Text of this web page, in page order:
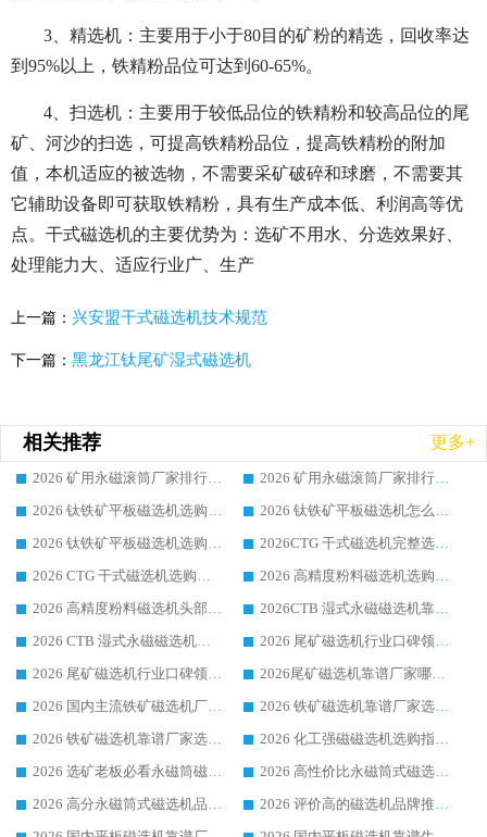
3、精选机：主要用于小于80目的矿粉的精选，回收率达
到95%以上，铁精粉品位可达到60-65%。
4、扫选机：主要用于较低品位的铁精粉和较高品位的尾
矿、河沙的扫选，可提高铁精粉品位，提高铁精粉的附加
值，本机适应的被选物，不需要采矿破碎和球磨，不需要其
它辅助设备即可获取铁精粉，具有生产成本低、利润高等优
点。干式磁选机的主要优势为：选矿不用水、分选效果好、
处理能力大、适应行业广、生产
上一篇： 兴安盟干式磁选机技术规范
下一篇： 黑龙江钛尾矿湿式磁选机
相关推荐 更多+
2026 矿用永磁滚筒厂家排行榜选购干货指南 行业口碑标杆华体会手机网页版-华体会(中国) 实力出众
2026 矿用永磁滚筒厂家排行榜选购指南，行业口碑领域强者华体会手机网页版-华体会(中国)
2026 钛铁矿平板磁选机选购全攻略 市场公认优质品牌厂家实力排行榜
2026 钛铁矿平板磁选机怎么选 靠谱生产企业实力排行榜选购参考攻略
2026 钛铁矿平板磁选机选购指南 行业口碑优选品牌生产企业实力排行榜
2026CTG 干式磁选机完整选购指南 行业口碑顶尖靠谱生产龙头厂家实力推荐
2026 CTG 干式磁选机选购指南|行业口碑靠谱生产厂家领域强者推荐
2026 高精度粉料磁选机选购全攻略 行业优质品牌华体会手机网页版-华体会(中国) 实力深度解析
2026 高精度粉料磁选机头部厂家选购指南 行业口碑靠谱品牌推荐 领域强者华体会手机网页版-华体会(中国) 解析
2026CTB 湿式永磁磁选机靠谱厂家实力排行榜 铁矿选矿设备采购全流程选购指南
2026 CTB 湿式永磁磁选机选购指南|行业口碑良好品牌推荐，领域强者华体会手机网页版-华体会(中国)
2026 尾矿磁选机行业口碑领域强者，源头直供国内主流厂家华体会手机网页版-华体会(中国) 一站式服务
2026 尾矿磁选机行业口碑领域强者，源头直供国内主流厂家华体会手机网页版-华体会(中国) 一站式服务
2026尾矿磁选机靠谱厂家哪家好 行业口碑领域强者华体会手机网页版-华体会(中国) 推荐
2026 国内主流铁矿磁选机厂家选购指南|行业口碑好品牌推荐，领域强者华体会手机网页版-华体会(中国)
2026 铁矿磁选机靠谱厂家选购全攻略 行业标杆华体会手机网页版-华体会(中国) 设备性价比出众
2026 铁矿磁选机靠谱厂家选购指南，领域强者华体会手机网页版-华体会(中国) 铁矿磁选机性价比高
2026 化工强磁磁选机选购指南 5 家行业口碑靠谱厂家领域强者推荐
2026 选矿老板必看永磁筒磁选机推荐 行业头部品牌口碑设备选购全攻略
2026 高性价比永磁筒式磁选机品牌盘点 行业强者口碑实测选购完整指南
2026 高分永磁筒式磁选机品牌推荐 选矿设备强者对比测评采购避坑全攻略
2026 评价高的磁选机品牌推荐选购指南，永磁筒式磁选机设备领域强者全景行业口碑解析